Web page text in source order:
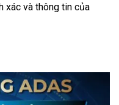
xác và thông tin của